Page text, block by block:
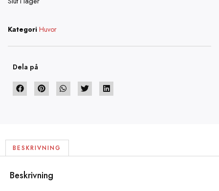
Kategori Huvor
Dela på
BESKRIVNING
Beskrivning